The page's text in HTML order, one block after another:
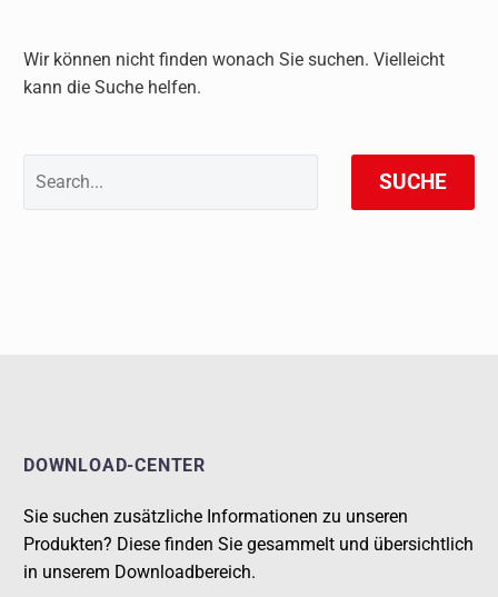
Wir können nicht finden wonach Sie suchen. Vielleicht
kann die Suche helfen.
SUCHE
DOWNLOAD-CENTER
Sie suchen zusätzliche Informationen zu unseren
Produkten? Diese finden Sie gesammelt und übersichtlich
in unserem Downloadbereich.